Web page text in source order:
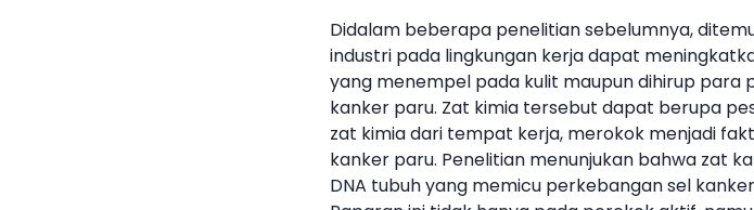
Didalam beberapa penelitian sebelumnya,
industri pada lingkungan kerja dapat
yang menempel pada kulit maupun dihirup para
kanker paru. Zat kimia tersebut dapat berupa
zat kimia dari tempat kerja, merokok menjadi
kanker paru. Penelitian menunjukan bahwa zat
DNA tubuh yang memicu perkebangan sel